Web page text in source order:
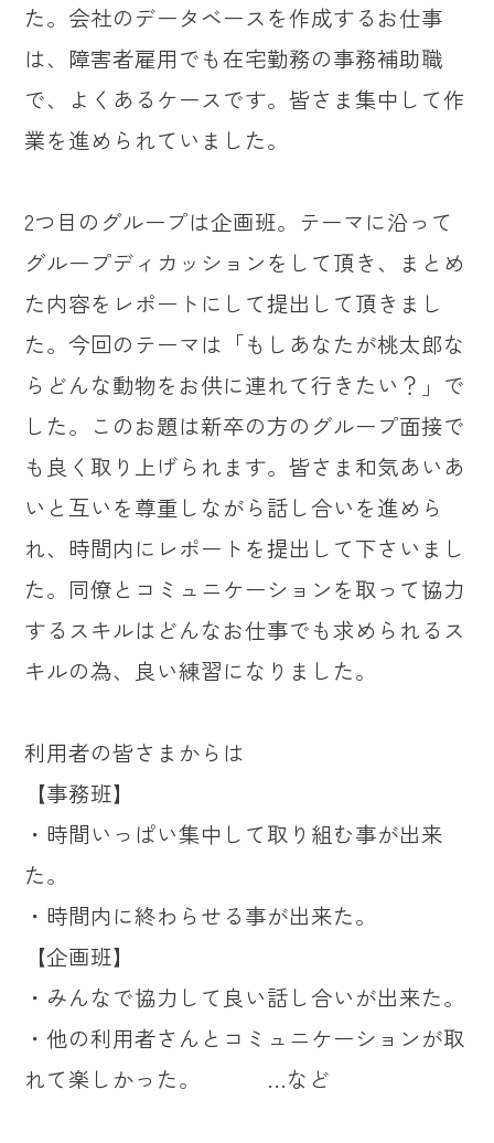
た。会社のデータベースを作成するお仕事
は、障害者雇用でも在宅勤務の事務補助職
で、よくあるケースです。皆さま集中して作
業を進められていました。
2つ目のグループは企画班。テーマに沿って
グループディカッションをして頂き、まとめ
た内容をレポートにして提出して頂きまし
た。今回のテーマは「もしあなたが桃太郎な
らどんな動物をお供に連れて行きたい？」で
した。このお題は新卒の方のグループ面接で
も良く取り上げられます。皆さま和気あいあ
いと互いを尊重しながら話し合いを進めら
れ、時間内にレポートを提出して下さいまし
た。同僚とコミュニケーションを取って協力
するスキルはどんなお仕事でも求められるス
キルの為、良い練習になりました。
利用者の皆さまからは
【事務班】
・時間いっぱい集中して取り組む事が出来
た。
・時間内に終わらせる事が出来た。
【企画班】
・みんなで協力して良い話し合いが出来た。
・他の利用者さんとコミュニケーションが取
れて楽しかった。 …など